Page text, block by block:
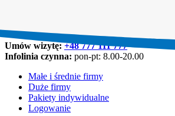
Umów wizytę:+48 777 111 777
Infolinia czynna: pon-pt: 8.00-20.00
Małe i średnie firmy
Duże firmy
Pakiety indywidualne
Logowanie